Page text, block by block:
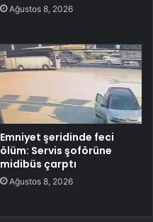
Ağustos 8, 2026
Emniyet şeridinde feci
ölüm: Servis şoförüne
midibüs çarptı
Ağustos 8, 2026